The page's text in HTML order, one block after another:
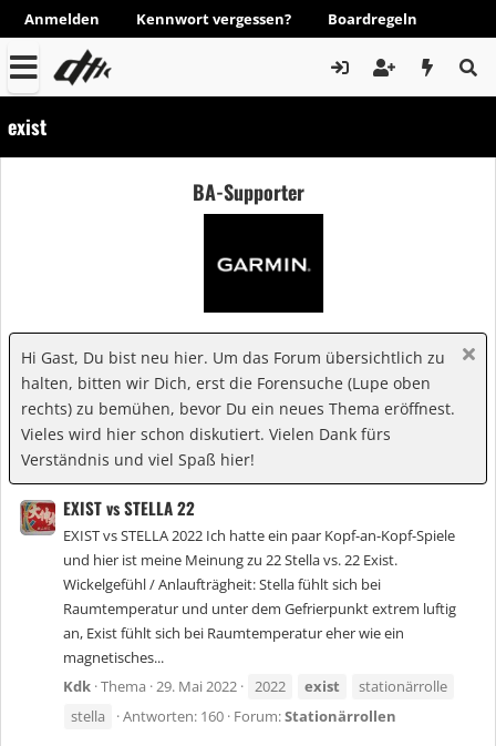
Anmelden Kennwort vergessen? Boardregeln
exist
BA-Supporter
Hi Gast, Du bist neu hier. Um das Forum übersichtlich zu
halten, bitten wir Dich, erst die Forensuche (Lupe oben
rechts) zu bemühen, bevor Du ein neues Thema eröffnest.
Vieles wird hier schon diskutiert. Vielen Dank fürs
Verständnis und viel Spaß hier!
EXIST vs STELLA 22
EXIST vs STELLA 2022 Ich hatte ein paar Kopf-an-Kopf-Spiele
und hier ist meine Meinung zu 22 Stella vs. 22 Exist.
Wickelgefühl / Anlaufträgheit: Stella fühlt sich bei
Raumtemperatur und unter dem Gefrierpunkt extrem luftig
an, Exist fühlt sich bei Raumtemperatur eher wie ein
magnetisches...
Kdk Thema 29. Mai 2022 2022 exist
stationärrolle
stella
Antworten: 160 Forum:Stationärrollen